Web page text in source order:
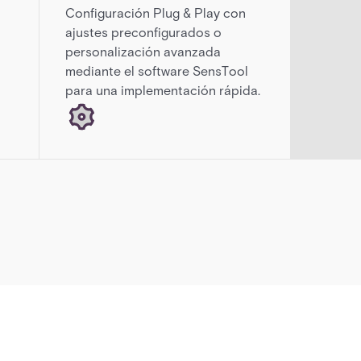
Configuración Plug & Play con
ajustes preconfigurados o
personalización avanzada
mediante el software SensTool
para una implementación rápida.